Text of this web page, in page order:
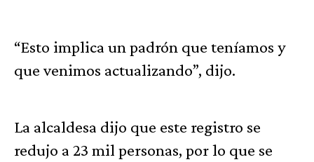
“Esto implica un padrón que teníamos y
que venimos actualizando”, dijo.
La alcaldesa dijo que este registro se
redujo a 23 mil personas, por lo que se